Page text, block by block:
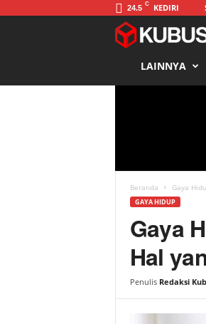
24.5 C KEDIRI
LAINNYA
Beranda Gaya
GAYA HIDUP
Gaya
Hal
Penulis Redaksi